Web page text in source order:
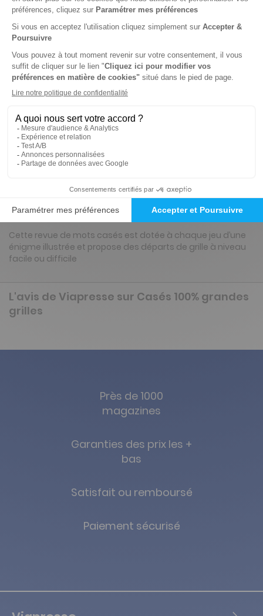
Je choisis une durée
-24%
Abonnement 1 an
4 n° • Papier
19€13
Tarif France métropolitaine
Renouvellement à date d’anniversaire
Présentation du magazine Casés 100%
Cette revue de mots casés est dotée à chaque jeu d’une
énigme illustrée et propose des départs de grille à niveau
facile ou difficile
L'avis de Viapresse sur Casés 100% grandes
grilles
Près de 1000
magazines
Garanties des prix les +
bas
Satisfait ou remboursé
Paiement sécurisé